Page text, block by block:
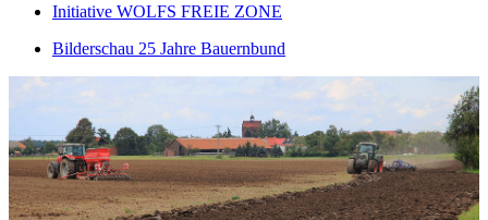
Initiative WOLFS FREIE ZONE
Bilderschau 25 Jahre Bauernbund